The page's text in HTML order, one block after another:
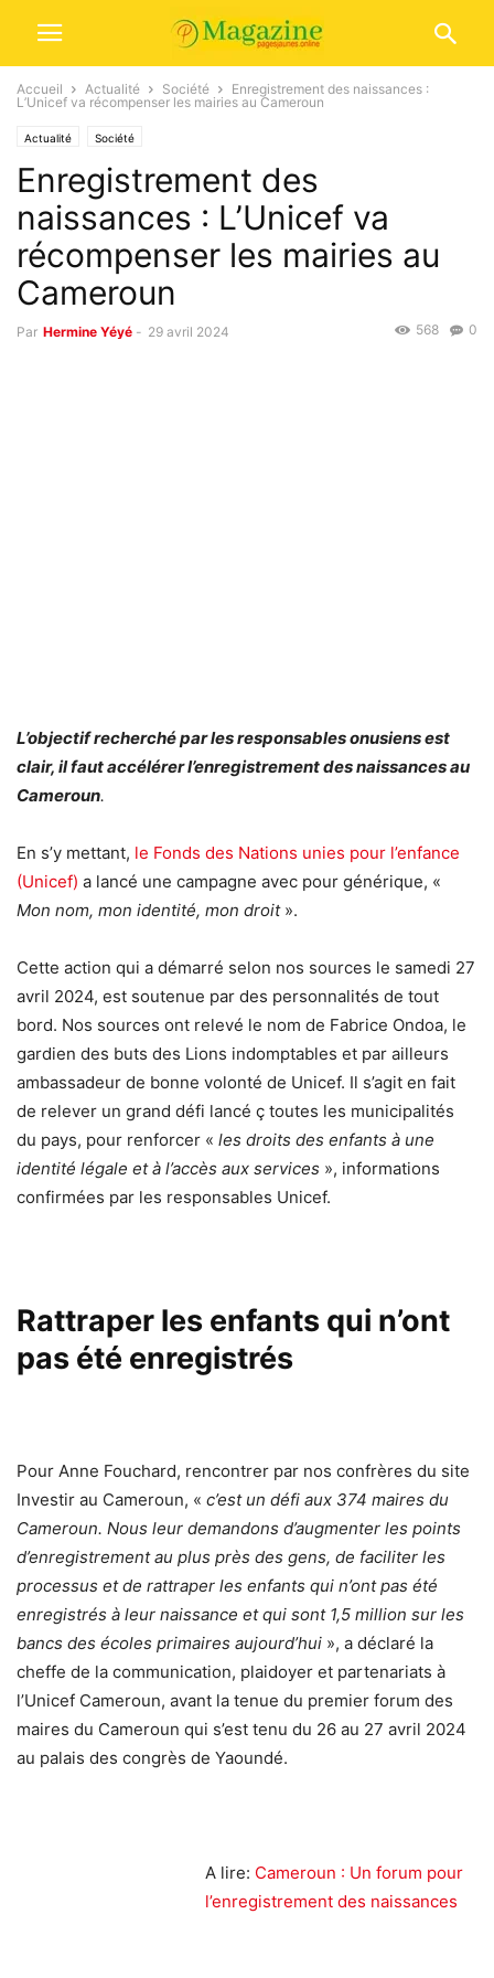
Accueil Actualité Société
Enregistrement des naissances :
L’Unicef va récompenser les mairies au Cameroun
Actualité Société
Enregistrement des
naissances : L’Unicef va
récompenser les mairies au
Cameroun
Par Hermine Yéyé - 29 avril 2024 0
568
L’objectif recherché par les responsables onusiens est
clair, il faut accélérer l’enregistrement des naissances au
Cameroun.
En s’y mettant, le Fonds des Nations unies pour l’enfance
(Unicef) a lancé une campagne avec pour générique, «
Mon nom, mon identité, mon droit».
Cette action qui a démarré selon nos sources le samedi 27
avril 2024, est soutenue par des personnalités de tout
bord. Nos sources ont relevé le nom de Fabrice Ondoa, le
gardien des buts des Lions indomptables et par ailleurs
ambassadeur de bonne volonté de Unicef. Il s’agit en fait
de relever un grand défi lancé ç toutes les municipalités
du pays, pour renforcer « les droits des enfants à une
identité légale et à l’accès aux services », informations
confirmées par les responsables Unicef.
Rattraper les enfants qui n’ont
pas été enregistrés
Pour Anne Fouchard, rencontrer par nos confrères du site
Investir au Cameroun, « c’est un défi aux 374 maires du
Cameroun. Nous leur demandons d’augmenter les points
d’enregistrement au plus près des gens, de faciliter les
processus et de rattraper les enfants qui n’ont pas été
enregistrés à leur naissance et qui sont 1,5 million sur les
bancs des écoles primaires aujourd’hui », a déclaré la
cheffe de la communication, plaidoyer et partenariats à
l’Unicef Cameroun, avant la tenue du premier forum des
maires du Cameroun qui s’est tenu du 26 au 27 avril 2024
au palais des congrès de Yaoundé.
A lire: Cameroun : Un forum pour
l’enregistrement des naissances